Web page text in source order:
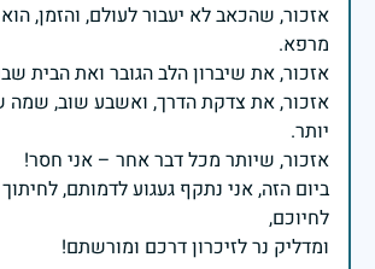
אזכור, שהכאב לא יעבור לעולם, והזמן,
אזכור, את צדקת הדרך, ואשבע שוב, שמה
ביום הזה, אני נתקף געגוע לדמותם,
ומדליק נר לזיכרון דרכם ומורשתם!